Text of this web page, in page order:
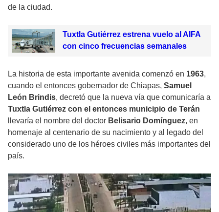
de la ciudad.
Tuxtla Gutiérrez estrena vuelo al AIFA
con cinco frecuencias semanales
La historia de esta importante avenida comenzó en 1963,
cuando el entonces gobernador de Chiapas, Samuel
León Brindis, decretó que la nueva vía que comunicaría a
Tuxtla Gutiérrez con el entonces municipio de Terán
llevaría el nombre del doctor Belisario Domínguez, en
homenaje al centenario de su nacimiento y al legado del
considerado uno de los héroes civiles más importantes del
país.